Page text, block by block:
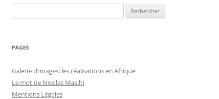
PAGES
Galerie d’images: les réalisations en Afrique
Le mot de Nicolas Masihi
Mentions Légales